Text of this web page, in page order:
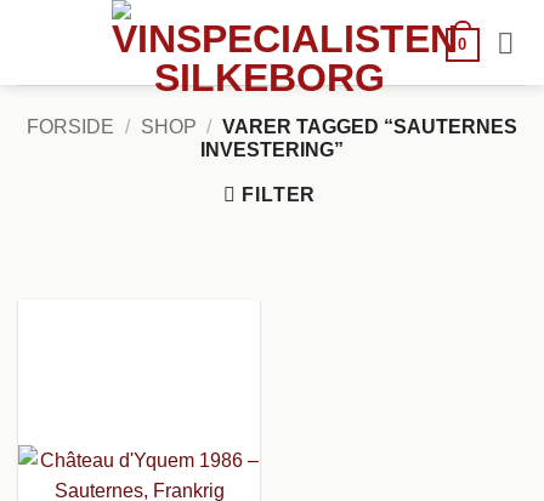
0
FORSIDE / SHOP / VARER TAGGED “SAUTERNES
INVESTERING”
FILTER